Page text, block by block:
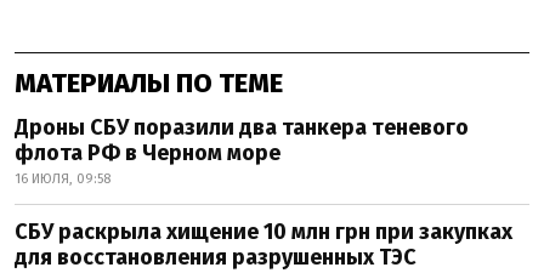
МАТЕРИАЛЫ ПО ТЕМЕ
Дроны СБУ поразили два танкера теневого
флота РФ в Черном море
16 ИЮЛЯ, 09:58
СБУ раскрыла хищение 10 млн грн при закупках
для восстановления разрушенных ТЭС